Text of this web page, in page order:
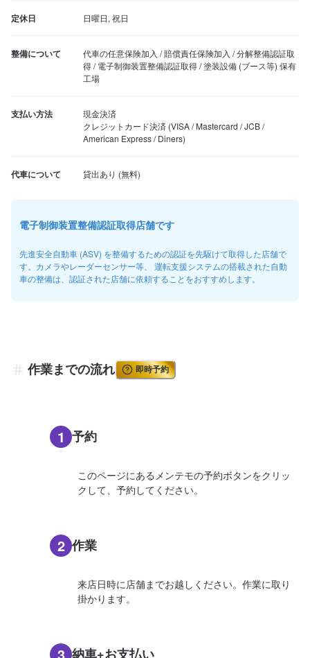
定休日 日曜日, 祝日
整備について
代車の任意保険加入 / 賠償責任保険加入 / 分解整備認証取
得 / 電子制御装置整備認証取得 / 塗装設備 (ブース等) 保有
工場
支払い方法
現金決済
クレジットカード決済 (VISA / Mastercard / JCB /
American Express / Diners)
代車について
電子制御装置整備認証取得店舗です
先進安全自動車 (ASV) を整備するための認証を先駆けて取得した店舗で
す。カメラやレーダーセンサー等、 運転支援システムの搭載された自動
車の整備は、認証された店舗に依頼することをおすすめします。
作業までの流れ 即時予約
1 予約
このページにあるメンテモの予約ボタンをクリッ
クして、予約してください。
2 作業
来店日時に店舗までお越しください。作業に取り
掛かります。
3 納車+お支払い